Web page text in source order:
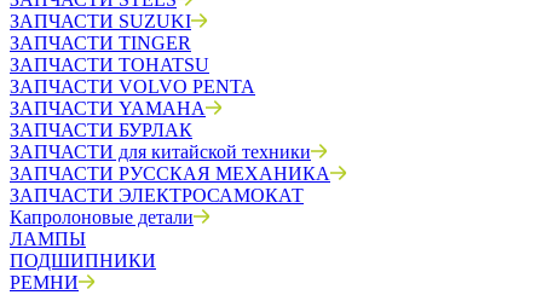
ЗАПЧАСТИ SUZUKI
ЗАПЧАСТИ TINGER
ЗАПЧАСТИ TOHATSU
ЗАПЧАСТИ VOLVO PENTA
ЗАПЧАСТИ YAMAHA
ЗАПЧАСТИ БУРЛАК
ЗАПЧАСТИ для китайской техники
ЗАПЧАСТИ РУССКАЯ МЕХАНИКА
ЗАПЧАСТИ ЭЛЕКТРОСАМОКАТ
Капролоновые детали
ЛАМПЫ
ПОДШИПНИКИ
РЕМНИ